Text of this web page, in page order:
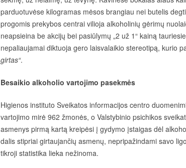
parduotuvėse kilogramas mėsos brangiau nei butelis
progomis prekybos centrai vilioja alkoholinių gėrimų
neapsieina be akcijų bei pasiūlymų „2 už 1“ kainą
nepaliaujamai diktuoja gero laisvalaikio stereotipą, kurio
girtas“.
Besaikio alkoholio vartojimo pasekmės
Higienos instituto Sveikatos informacijos centro
vartojimo mirė 962 žmonės, o Valstybinio psichikos
asmenys pirmą kartą kreipėsi į gydymo įstaigas dėl
dalis stipriai girtaujančių asmenų, nepripažindami savo
tikroji statistika lieka nežinoma.